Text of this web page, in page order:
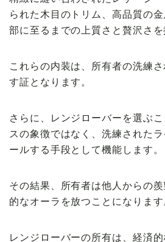
られた木目のトリム、高品質の
部に至るまでの上質さと贅沢さを
これらの内装は、所有者の洗練
す証となります。
さらに、レンジローバーを選ぶ
スの象徴ではなく、洗練された
ールする手段として機能します。
その結果、所有者は他人からの
的なオーラを放つことになります
レンジローバーの所有は、経済